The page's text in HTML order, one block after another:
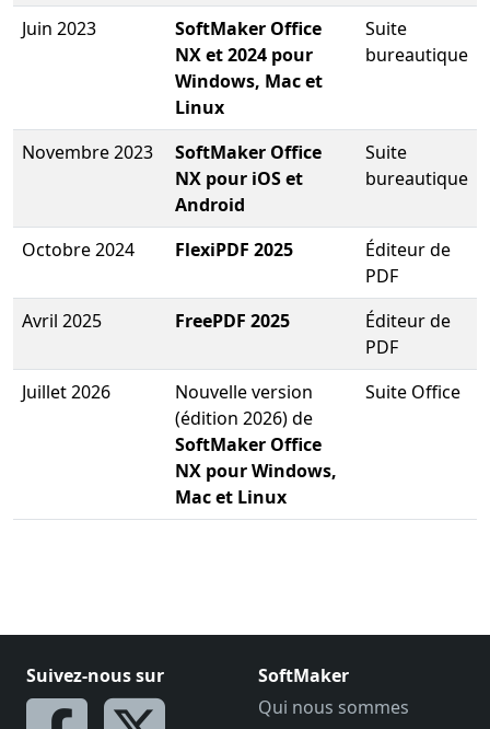
Juin 2023
SoftMaker Office
NX et 2024 pour
Windows, Mac et
Linux
Suite
bureautique
Novembre 2023
SoftMaker Office
NX pour iOS et
Android
Suite
bureautique
Octobre 2024 FlexiPDF 2025
Éditeur de
PDF
Avril 2025
FreePDF 2025
Éditeur de
PDF
Juillet 2026
Nouvelle version
(édition 2026) de
SoftMaker Office
NX pour Windows,
Mac et Linux
Suite Office
Suivez-nous sur
SoftMaker
Qui nous sommes